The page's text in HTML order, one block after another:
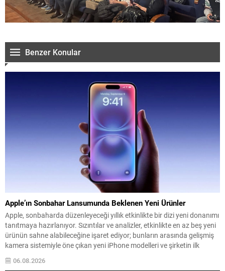
Benzer Konular
Apple’ın Sonbahar Lansumunda Beklenen Yeni Ürünler
Apple, sonbaharda düzenleyeceği yıllık etkinlikte bir dizi yeni donanımı
tanıtmaya hazırlanıyor. Sızıntılar ve analizler, etkinlikte en az beş yeni
ürünün sahne alabileceğine işaret ediyor; bunların arasında gelişmiş
kamera sistemiyle öne çıkan yeni iPhone modelleri ve şirketin ilk
katlanabilir telefonu öne çıkıyor. Pro serisi iPhone’ların teknik
iyileştirmeleri, daha büyük piller ve...
06.08.2026